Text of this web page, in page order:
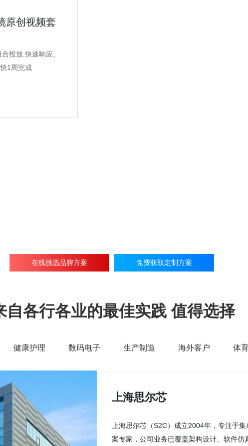
标异议
原创视频套
投放,快速响应、
1周完成
在线挑选品牌方案 免费获取定制方案
自各行各业的最佳实践 值得选择
健康护理 数码电子 生产制造 海外客户 体
上海思尔芯
上海思尔芯（S2C）成立2004年，专注于
案专家，公司业务已覆盖架构设计、软件仿